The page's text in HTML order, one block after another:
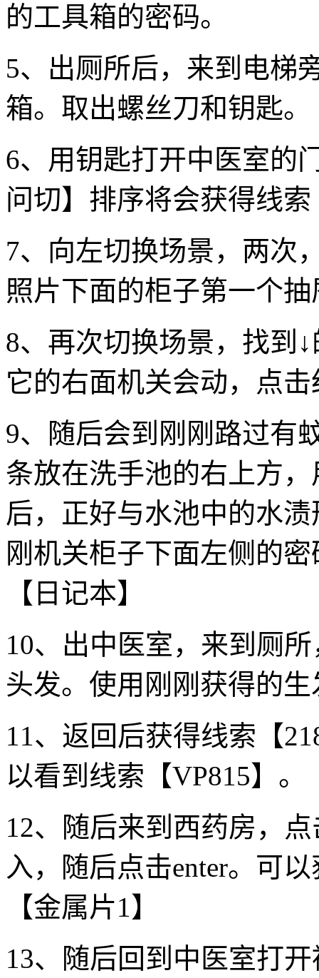
的工具箱的密码。
5、出厕所后，来到电梯
箱。取出螺丝刀和钥匙。
6、用钥匙打开中医室的
问切】排序将会获得线索
7、向左切换场景，两次
照片下面的柜子第一个
8、再次切换场景，找到
它的右面机关会动，点
9、随后会到刚刚路过有
条放在洗手池的右上方
后，正好与水池中的水
刚机关柜子下面左侧的
【日记本】
10、出中医室，来到厕
头发。使用刚刚获得的生
11、返回后获得线索【
以看到线索【VP815】。
12、随后来到西药房，
入，随后点击enter。可
【金属片1】
13、随后回到中医室打